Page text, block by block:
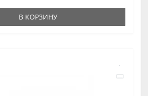
В КОРЗИНУ